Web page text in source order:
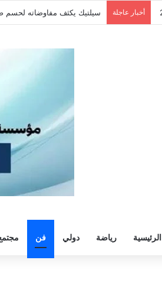
أخبار عاجلة الزمالك يرفض رحيل خوان بيزيرا
الرئيسية رياضة دولي فن